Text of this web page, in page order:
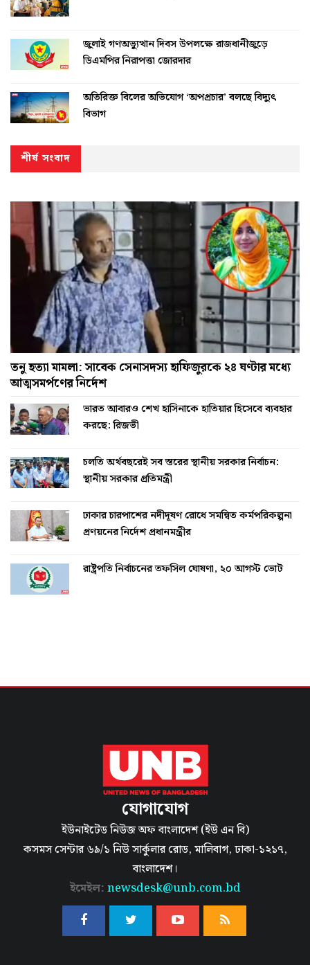
জুলাই গণঅভ্যুত্থান দিবস উপলক্ষে রাজধানীজুড়ে
ডিএমপির নিরাপত্তা জোরদার
অতিরিক্ত বিলের অভিযোগ ‘অপপ্রচার’ বলছে বিদ্যুৎ
বিভাগ
শীর্ষ সংবাদ
তনু হত্যা মামলা: সাবেক সেনাসদস্য হাফিজুরকে ২৪ ঘণ্টার মধ্যে
আত্মসমর্পণের নির্দেশ
ভারত আবারও শেখ হাসিনাকে হাতিয়ার হিসেবে ব্যবহার
করছে: রিজভী
চলতি অর্থবছরেই সব স্তরের স্থানীয় সরকার নির্বাচন:
স্থানীয় সরকার প্রতিমন্ত্রী
ঢাকার চারপাশের নদীদূষণ রোধে সমন্বিত কর্মপরিকল্পনা
প্রণয়নের নির্দেশ প্রধানমন্ত্রীর
রাষ্ট্রপতি নির্বাচনের তফসিল ঘোষণা, ২০ আগস্ট ভোট
যোগাযোগ
ইউনাইটেড নিউজ অফ বাংলাদেশ (ইউ এন বি)
কসমস সেন্টার ৬৯/১ নিউ সার্কুলার রোড, মালিবাগ, ঢাকা-১২১৭,
বাংলাদেশ।
ইমেইল: newsdesk@unb.com.bd